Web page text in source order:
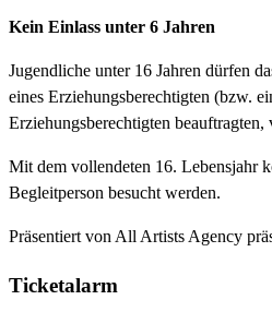
Kein Einlass unter 6 Jahren
Jugendliche unter 16 Jahren dürfen
eines Erziehungsberechtigten (bzw.
Erziehungsberechtigten
Mit dem vollendeten 16. Lebensjahr
Begleitperson besucht werden.
Präsentiert von All Artists Agency
Ticketalarm